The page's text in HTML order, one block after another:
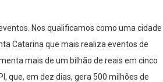
Nos qualificamos como uma cidade
Catarina que mais realiza eventos de
mais de um bilhão de reais em cinco
que, em dez dias, gera 500 milhões de